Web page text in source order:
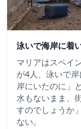
泳いで海岸に着
マリアはスペイ
が4人、泳いで
岸にいたのに」
水もないまま、
すのでしょうか
ない。